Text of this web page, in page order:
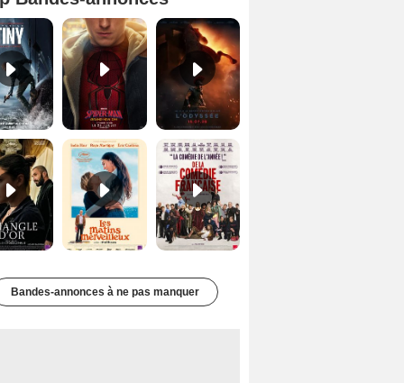
Mutiny Bande-annonce VO STFR Spider-Man: Brand New Day Bande-annonce VO STFR
Le Triangle d'or Bande-annonce VF De la Comédie-Française Teaser VF
Bandes-annonces à ne pas manquer